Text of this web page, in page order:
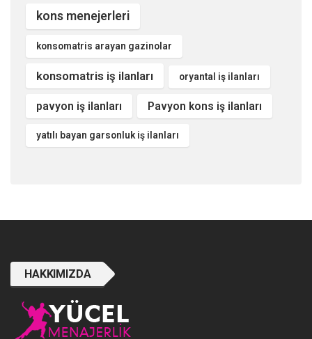
kons menejerleri
konsomatris arayan gazinolar
konsomatris iş ilanları oryantal iş ilanları
pavyon iş ilanları Pavyon kons iş ilanları
yatılı bayan garsonluk iş ilanları
HAKKIMIZDA